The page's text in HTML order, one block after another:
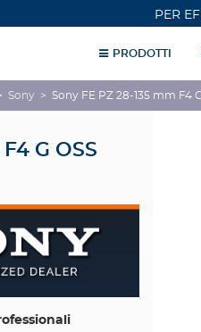
PER
PRODOTTI
Sony > Sony FE PZ 28-135 mm F4
G OSS